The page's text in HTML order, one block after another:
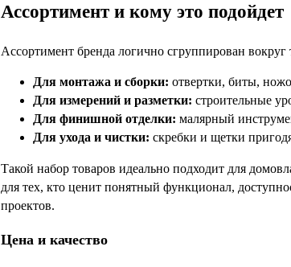
Ассортимент и кому это подойдет
Ассортимент бренда логично сгруппирован
Для монтажа и сборки: отвертки, биты,
Для измерений и разметки: строительные
Для финишной отделки: малярный
Для ухода и чистки: скребки и щетки
Такой набор товаров идеально подходит для
для тех, кто ценит понятный функционал,
проектов.
Цена и качество